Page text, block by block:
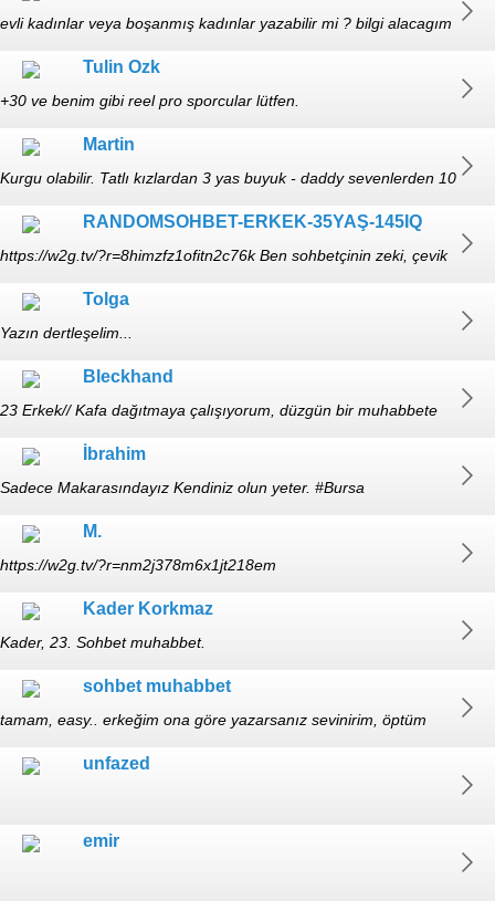
evli kadınlar veya boşanmış kadınlar yazabilir mi ? bilgi alacagım
Tulin Ozk
+30 ve benim gibi reel pro sporcular lütfen.
Martin
Kurgu olabilir. Tatlı kızlardan 3 yas buyuk - daddy sevenlerden 10
yas... 18 yaş altı yazmasın
RANDOMSOHBET-ERKEK-35YAŞ-145IQ
https://w2g.tv/?r=8himzfz1ofitn2c76k Ben sohbetçinin zeki, çevik
ve aynı zamanda ahlaklısını severim.
Tolga
Yazın dertleşelim...
Bleckhand
23 Erkek// Kafa dağıtmaya çalışıyorum, düzgün bir muhabbete
hayır demem, içeri buyur.
İbrahim
Sadece Makarasındayız Kendiniz olun yeter. #Bursa
M.
https://w2g.tv/?r=nm2j378m6x1jt218em
Kader Korkmaz
Kader, 23. Sohbet muhabbet.
sohbet muhabbet
tamam, easy.. erkeğim ona göre yazarsanız sevinirim, öptüm
unfazed
emir